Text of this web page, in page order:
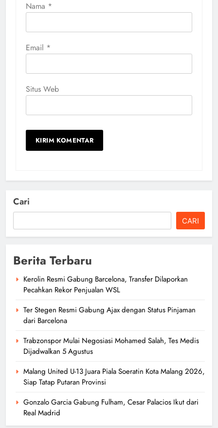
Nama *
Email *
Situs Web
Cari
CARI
Berita Terbaru
Kerolin Resmi Gabung Barcelona, Transfer Dilaporkan
Pecahkan Rekor Penjualan WSL
Ter Stegen Resmi Gabung Ajax dengan Status Pinjaman
dari Barcelona
Trabzonspor Mulai Negosiasi Mohamed Salah, Tes Medis
Dijadwalkan 5 Agustus
Malang United U-13 Juara Piala Soeratin Kota Malang 2026,
Siap Tatap Putaran Provinsi
Gonzalo Garcia Gabung Fulham, Cesar Palacios Ikut dari
Real Madrid